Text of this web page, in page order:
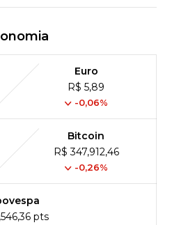
Euro
R$ 5,89
-0,06%
Bitcoin
R$ 347,912,46
-0,26%
pts